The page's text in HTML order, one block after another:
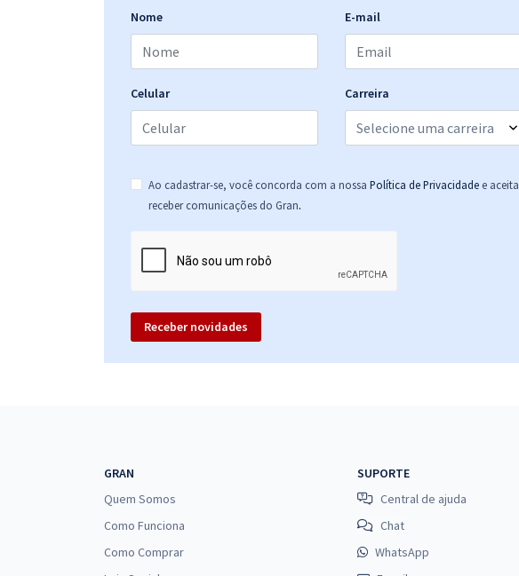
Nome E-mail
Celular Carreira
Ao cadastrar-se, você concorda com a nossa Política de Privacidade e aceita
receber comunicações do Gran.
Receber novidades
GRAN
Quem Somos
Como Funciona
Como Comprar
SUPORTE
Central de ajuda
Chat
WhatsApp